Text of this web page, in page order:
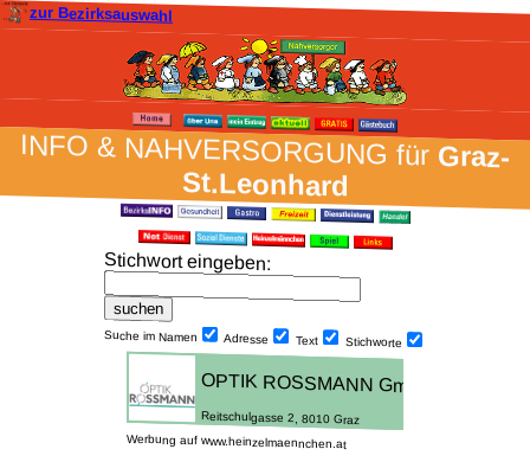
zur Bezirksauswahl
INFO & NAH­VER­SORG­UNG fürGraz-
St.Leonhard
Stich­wort ein­geben:
Suche im Namen Adresse Text Stich­worte
Werbung auf www.heinzelmaennchen.at